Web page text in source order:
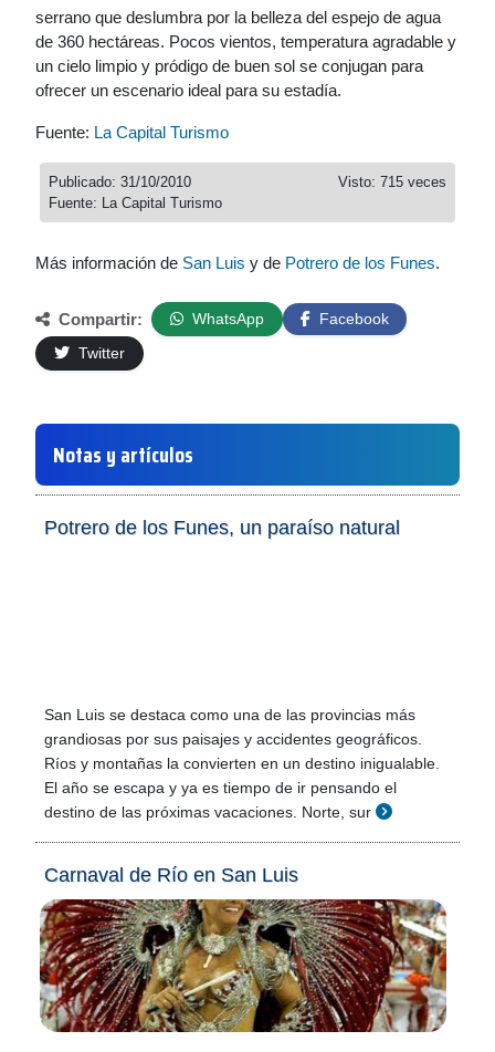
serrano que deslumbra por la belleza del espejo de agua
de 360 hectáreas. Pocos vientos, temperatura agradable y
un cielo limpio y pródigo de buen sol se conjugan para
ofrecer un escenario ideal para su estadía.
Fuente: La Capital Turismo
Visto: 715 veces
Publicado: 31/10/2010
Fuente: La Capital Turismo
Más información de San Luis y de Potrero de los Funes.
Compartir: WhatsApp
Facebook
Twitter
Notas y artículos
Potrero de los Funes, un paraíso natural
San Luis se destaca como una de las provincias más
grandiosas por sus paisajes y accidentes geográficos.
Ríos y montañas la convierten en un destino inigualable.
El año se escapa y ya es tiempo de ir pensando el
destino de las próximas vacaciones. Norte, sur
Carnaval de Río en San Luis